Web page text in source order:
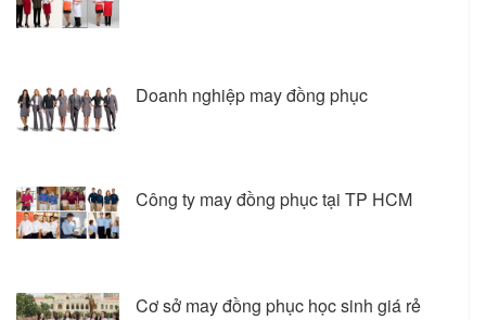
Doanh nghiệp may đồng phục
Công ty may đồng phục tại TP HCM
Cơ sở may đồng phục học sinh giá rẻ